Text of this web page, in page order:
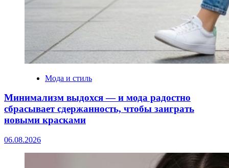
Мода и стиль
Минимализм выдохся — и мода радостно
сбрасывает сдержанность, чтобы заиграть
новыми красками
06.08.2026